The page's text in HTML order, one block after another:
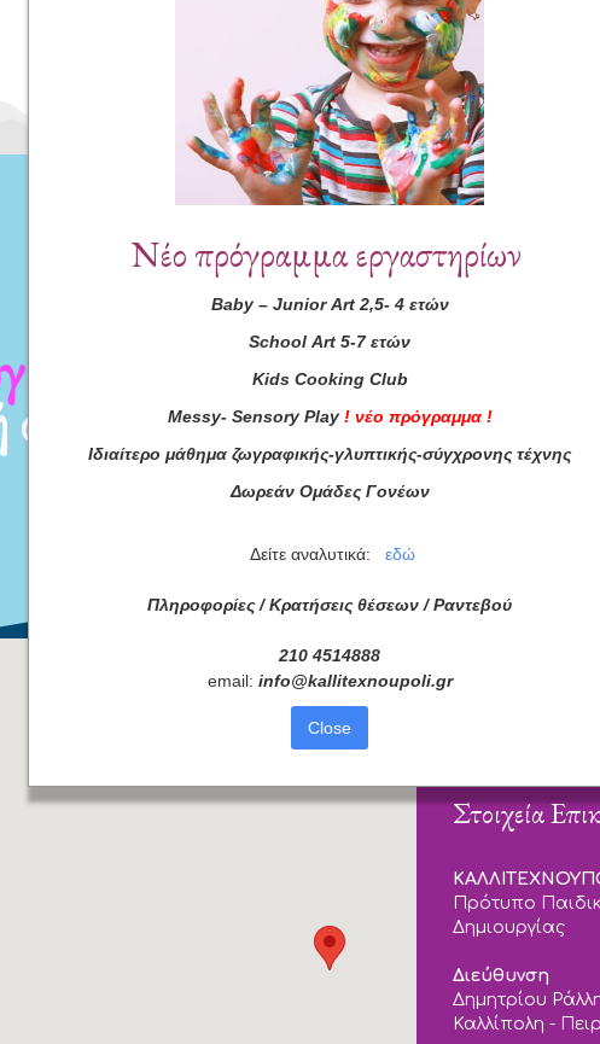
μας
σας τώρα!
Στοιχεία
Πρότυπο
Δημιουργίας
Διεύθυνση
Δημητρίου
Καλλίπολη -
Νέο πρόγραμμα εργαστηρίων
Baby– Junior Art2,5- 4 ετών
School Art 5-7 ετών
Kids Cooking Club
Messy- Sensory Play ! νέο πρόγραμμα !
Ιδιαίτερο μάθημα ζωγραφικής-γλυπτικής-σύγχρονης τέχνης
Δωρεάν Ομάδες Γονέων
Δείτε αναλυτικά: εδώ
Πληροφορίες / Κρατήσεις θέσεων / Ραντεβού
210 4514888
email: info@kallitexnoupoli.gr
Close